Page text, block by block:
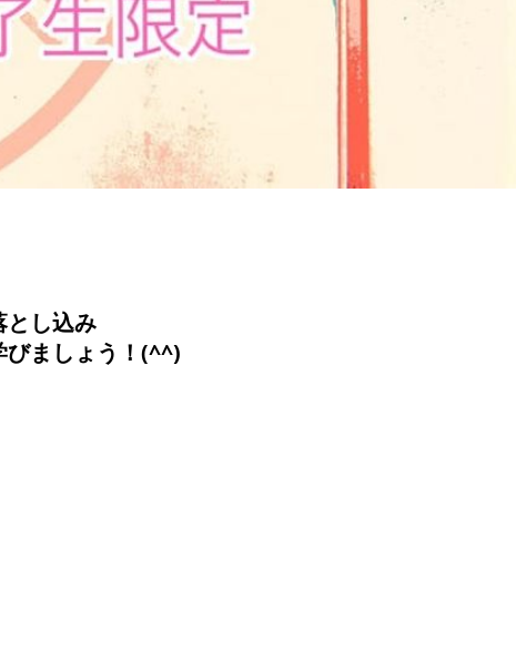
とし込み
びましょう！(^^)